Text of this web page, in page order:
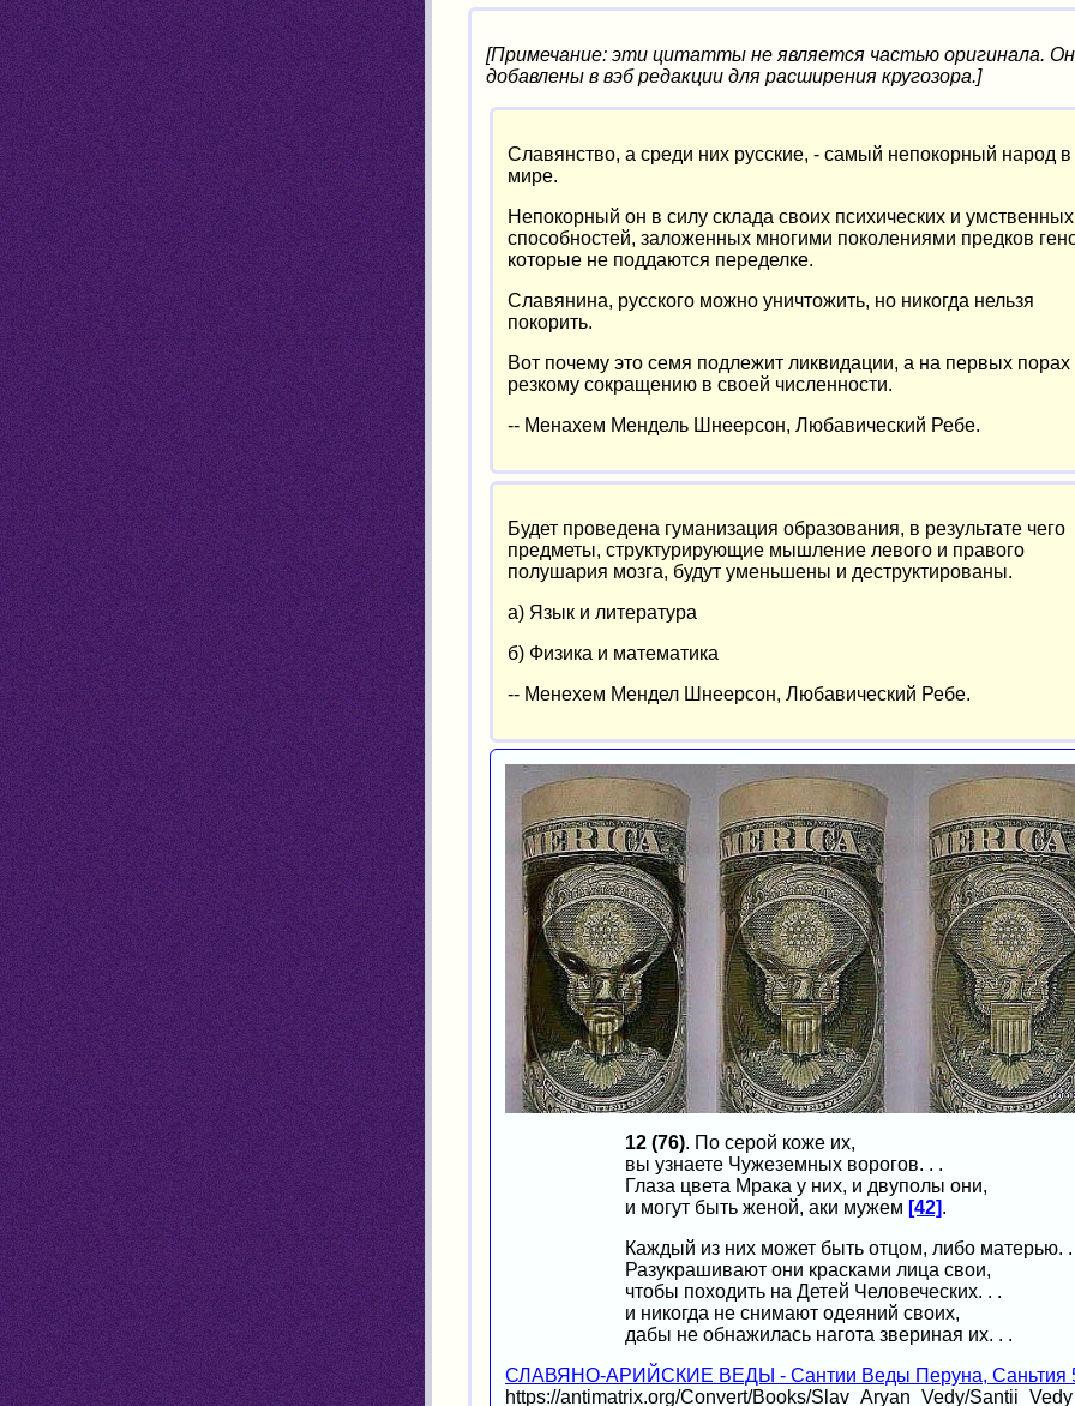
[Примечание: эти цитатты не является частью оригинала.
добавлены в вэб редакции для расширения кругозора.]
Славянство, а среди них русские, - самый непокорный народ в
мире.
Непокорный он в силу склада своих психических и умственных
способностей, заложенных многими поколениями предков
которые не поддаются переделке.
Славянина, русского можно уничтожить, но никогда нельзя
покорить.
Вот почему это семя подлежит ликвидации, а на первых порах
резкому сокращению в своей численности.
-- Менахем Мендель Шнеерсон, Любавический Ребе.
Будет проведена гуманизация образования, в результате чего
предметы, структурирующие мышление левого и правого
полушария мозга, будут уменьшены и деструктированы.
а) Язык и литература
б) Физика и математика
-- Менехем Мендел Шнеерсон, Любавический Ребе.
12 (76). По серой коже их,
вы узнаете Чужеземных ворогов. . .
Глаза цвета Мрака у них, и двуполы они,
и могут быть женой, аки мужем [42].
Каждый из них может быть отцом, либо матерью.
Разукрашивают они красками лица свои,
чтобы походить на Детей Человеческих. . .
и никогда не снимают одеяний своих,
дабы не обнажилась нагота звериная их. . .
СЛАВЯНО-АРИЙСКИЕ ВЕДЫ - Сантии Веды Перуна, Саньтия
https://antimatrix.org/Convert/Books/Slav_Aryan_Vedy/